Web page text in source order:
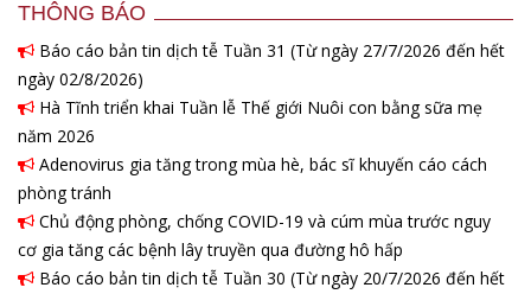
THÔNG BÁO
Báo cáo bản tin dịch tễ Tuần 31 (Từ ngày 27/7/2026 đến hết
ngày 02/8/2026)
Hà Tĩnh triển khai Tuần lễ Thế giới Nuôi con bằng sữa mẹ
năm 2026
Adenovirus gia tăng trong mùa hè, bác sĩ khuyến cáo cách
phòng tránh
Chủ động phòng, chống COVID-19 và cúm mùa trước nguy
cơ gia tăng các bệnh lây truyền qua đường hô hấp
Báo cáo bản tin dịch tễ Tuần 30 (Từ ngày 20/7/2026 đến hết